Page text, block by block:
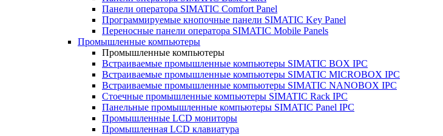
Панели оператора SIMATIC Comfort Panel
Программируемые кнопочные панели SIMATIC Key Panel
Переносные панели оператора SIMATIC Mobile Panels
Промышленные компьютеры
Промышленные компьютеры
Встраиваемые промышленные компьютеры SIMATIC BOX IPC
Встраиваемые промышленные компьютеры SIMATIC MICROBOX IPC
Встраиваемые промышленные компьютеры SIMATIC NANOBOX IPC
Стоечные промышленные компьютеры SIMATIC Rack IPC
Панельные промышленные компьютеры SIMATIC Panel IPC
Промышленные LCD мониторы
Промышленная LCD клавиатура